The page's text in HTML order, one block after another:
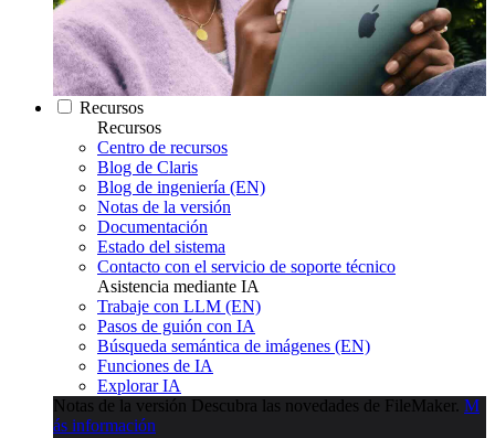
Recursos
Recursos
Centro de recursos
Blog de Claris
Blog de ingeniería (EN)
Notas de la versión
Documentación
Estado del sistema
Contacto con el servicio de soporte técnico
Asistencia mediante IA
Trabaje con LLM (EN)
Pasos de guión con IA
Búsqueda semántica de imágenes (EN)
Funciones de IA
Explorar IA
Notas de la versión Descubra las novedades de FileMaker. M
ás información